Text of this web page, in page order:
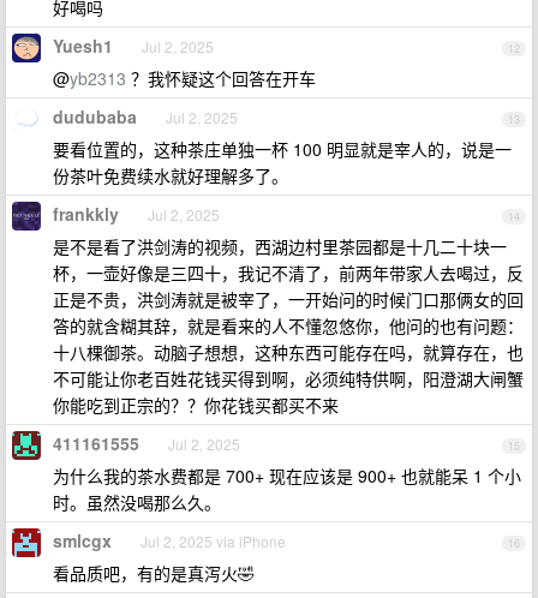
好喝吗
12
Yuesh1 Jul 2, 2025
@yb2313 ？我怀疑这个回答在开车
13
dudubaba Jul 2, 2025
要看位置的，这种茶庄单独一杯 100 明显就是宰人的，说是一
份茶叶免费续水就好理解多了。
14
frankkly Jul 2, 2025
是不是看了洪剑涛的视频，西湖边村里茶园都是十几二十块一
杯，一壶好像是三四十，我记不清了，前两年带家人去喝过，反
正是不贵，洪剑涛就是被宰了，一开始问的时候门口那俩女的回
答的就含糊其辞，就是看来的人不懂忽悠你，他问的也有问题：
十八棵御茶。动脑子想想，这种东西可能存在吗，就算存在，也
不可能让你老百姓花钱买得到啊，必须纯特供啊，阳澄湖大闸蟹
你能吃到正宗的？？你花钱买都买不来
15
411161555 Jul 2, 2025
为什么我的茶水费都是 700+ 现在应该是 900+ 也就能呆 1 个小
时。虽然没喝那么久。
16
smlcgx Jul 2, 2025 via iPhone
看品质吧，有的是真泻火🤣